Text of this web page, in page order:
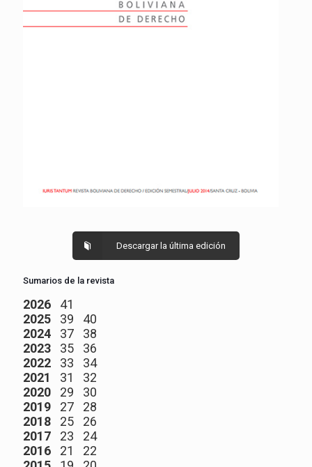
Descargar la última edición
Sumarios de la revista
2026
41
2025
39
40
2024
37
38
2023
35
36
2022
33
34
2021
31
32
2020
29
30
2019
27
28
2018
25
26
2017
23
24
2016
21
22